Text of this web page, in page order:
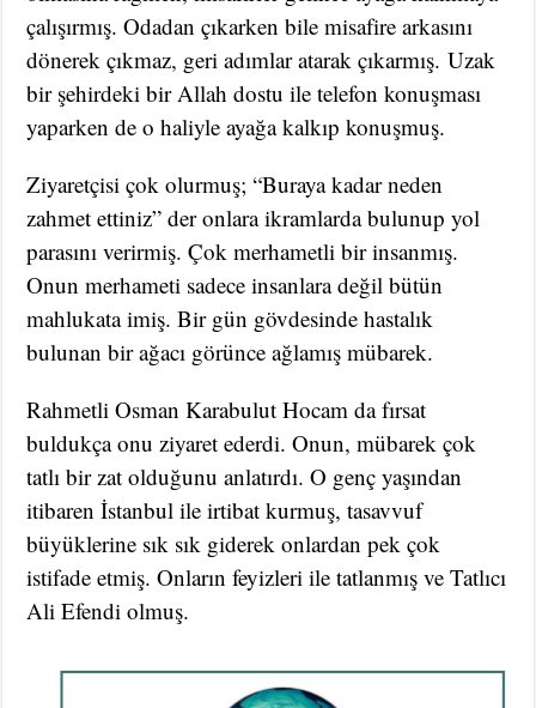
çalışırmış. Odadan çıkarken bile misafire arkasını
dönerek çıkmaz, geri adımlar atarak çıkarmış. Uzak
bir şehirdeki bir Allah dostu ile telefon konuşması
yaparken de o haliyle ayağa kalkıp konuşmuş.
Ziyaretçisi çok olurmuş; “Buraya kadar neden
zahmet ettiniz” der onlara ikramlarda bulunup yol
parasını verirmiş. Çok merhametli bir insanmış.
Onun merhameti sadece insanlara değil bütün
mahlukata imiş. Bir gün gövdesinde hastalık
bulunan bir ağacı görünce ağlamış mübarek.
Rahmetli Osman Karabulut Hocam da fırsat
buldukça onu ziyaret ederdi. Onun, mübarek çok
tatlı bir zat olduğunu anlatırdı. O genç yaşından
itibaren İstanbul ile irtibat kurmuş, tasavvuf
büyüklerine sık sık giderek onlardan pek çok
istifade etmiş. Onların feyizleri ile tatlanmış ve Tatlıcı
Ali Efendi olmuş.